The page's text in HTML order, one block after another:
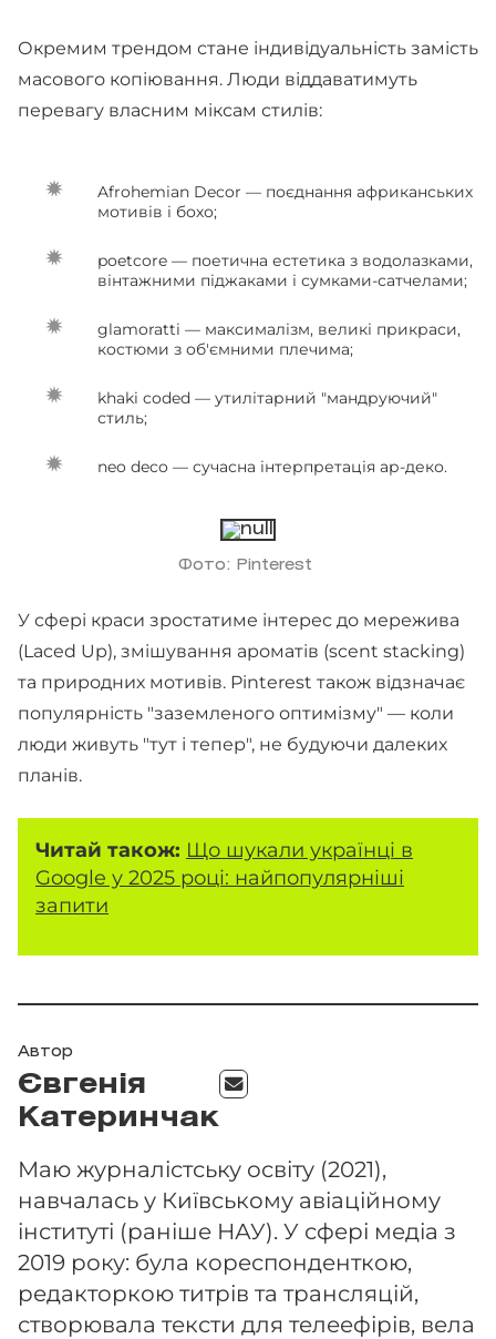
Окремим трендом стане індивідуальність замість
масового копіювання. Люди віддаватимуть
перевагу власним міксам стилів:
Afrohemian Decor — поєднання африканських
мотивів і бохо;
poetcore — поетична естетика з водолазками,
вінтажними піджаками і сумками-сатчелами;
glamoratti — максималізм, великі прикраси,
костюми з об'ємними плечима;
khaki coded — утилітарний "мандруючий"
стиль;
neo deco — сучасна інтерпретація ар-деко.
Фото: Pinterest
У сфері краси зростатиме інтерес до мережива
(Laced Up), змішування ароматів (scent stacking)
та природних мотивів. Pinterest також відзначає
популярність "заземленого оптимізму" — коли
люди живуть "тут і тепер", не будуючи далеких
планів.
Читай також: Що шукали українці в
Google у 2025 році: найпопулярніші
запити
Автор
Євгенія
Катеринчак
Маю журналістську освіту (2021),
навчалась у Київському авіаційному
інституті (раніше НАУ). У сфері медіа з
2019 року: була кореспонденткою,
редакторкою титрів та трансляцій,
створювала тексти для телеефірів, вела